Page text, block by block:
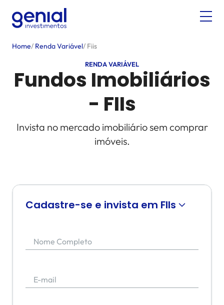
Home/ Renda Variável/ Fiis
RENDA VARIÁVEL
Fundos Imobiliários
- FIIs
Invista no mercado imobiliário sem comprar
imóveis.
Cadastre-se e invista em FIIs
Nome Completo
E-mail